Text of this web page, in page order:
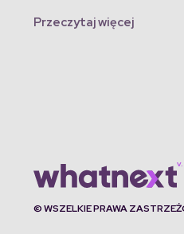
Przeczytaj więcej
© WSZELKIE PRAWA